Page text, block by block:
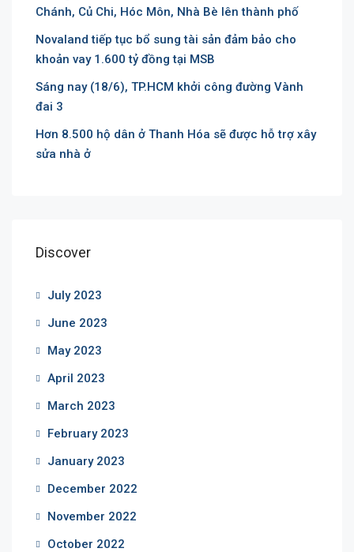
Chánh, Củ Chi, Hóc Môn, Nhà Bè lên thành phố
Novaland tiếp tục bổ sung tài sản đảm bảo cho
khoản vay 1.600 tỷ đồng tại MSB
Sáng nay (18/6), TP.HCM khởi công đường Vành
đai 3
Hơn 8.500 hộ dân ở Thanh Hóa sẽ được hỗ trợ xây
sửa nhà ở
Discover
July 2023
June 2023
May 2023
April 2023
March 2023
February 2023
January 2023
December 2022
November 2022
October 2022